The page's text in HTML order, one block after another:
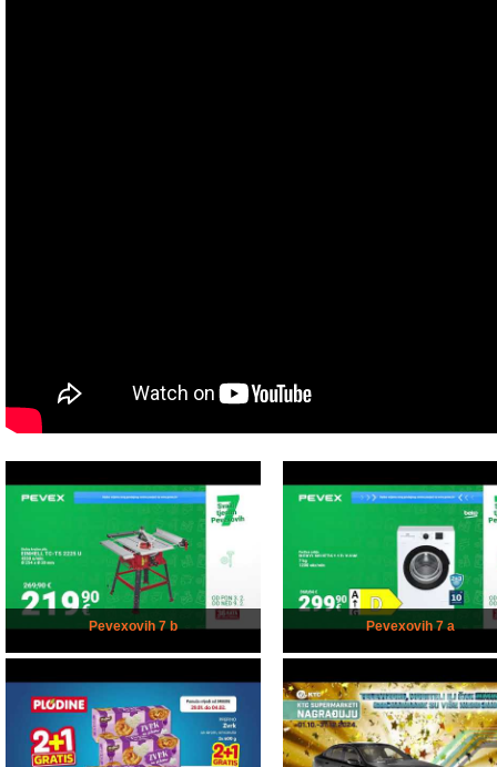
Pevexovih 7 b Pevexovih 7 a